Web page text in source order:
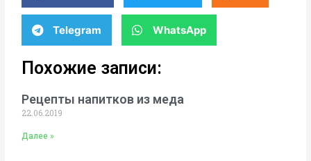
Telegram WhatsApp
Похожие записи:
Рецепты напитков из меда
22.06.2019
Далее »